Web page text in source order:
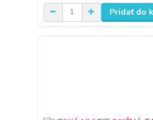
Pridať do